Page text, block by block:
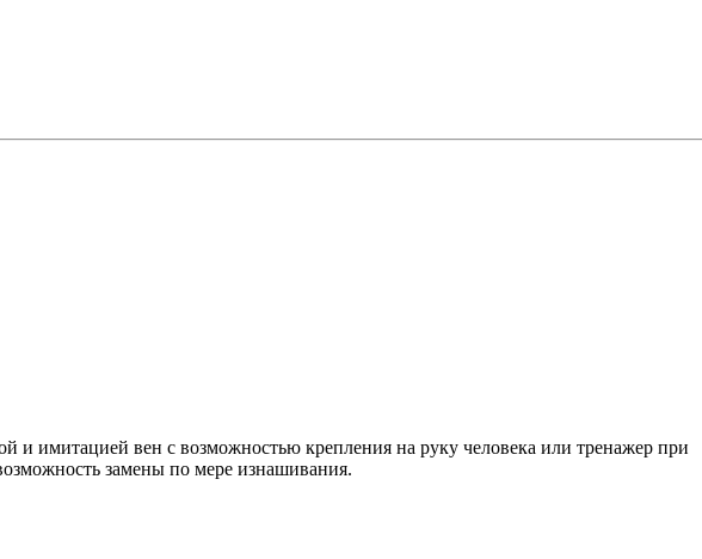
и имитацией вен с возможностью крепления на руку человека или тренажер при
замены по мере изнашивания.